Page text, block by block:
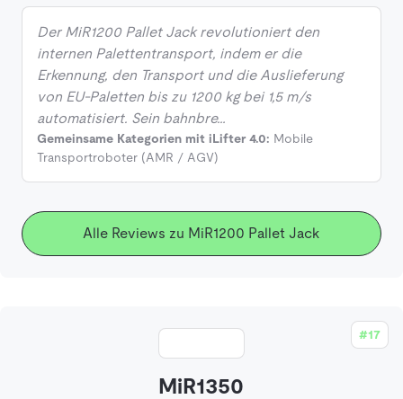
Der MiR1200 Pallet Jack revolutioniert den
internen Palettentransport, indem er die
Erkennung, den Transport und die Auslieferung
von EU-Paletten bis zu 1200 kg bei 1,5 m/s
automatisiert. Sein bahnbre…
Gemeinsame Kategorien mit iLifter 4.0: Mobile
Transportroboter (AMR / AGV)
Alle Reviews zu MiR1200 Pallet Jack
#17
MiR1350